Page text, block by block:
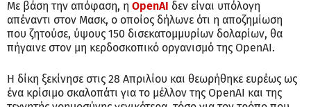
Με βάση την απόφαση, η OpenAI δεν είναι υπόλογη
απέναντι στον Μασκ, ο οποίος δήλωνε ότι η αποζημίωση
που ζητούσε, ύψους 150 δισεκατομμυρίων δολαρίων, θα
πήγαινε στον μη κερδοσκοπικό οργανισμό της OpenAI.
Η δίκη ξεκίνησε στις 28 Απριλίου και θεωρήθηκε ευρέως ως
ένα κρίσιμο σκαλοπάτι για το μέλλον της OpenAI και της